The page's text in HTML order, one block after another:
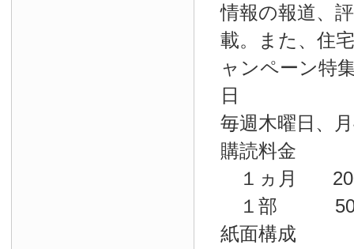
情報の報道、
載。また、住
ャンペーン特
日
毎週木曜日、
購読料金
１ヵ月
１部 500
紙面構成